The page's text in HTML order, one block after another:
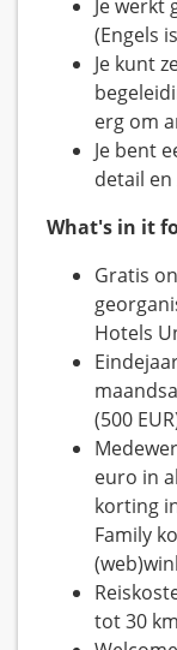
Je werkt
(Engels
Je kunt
erg om
Je bent
detail
What's in it
Gratis
Hotels
(500
euro in
korting
Family
tot 30